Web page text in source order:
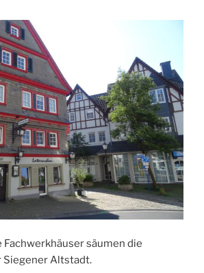
Fachwerkhäuser säumen die
Siegener Altstadt.